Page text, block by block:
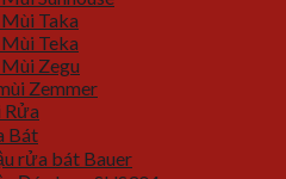
Taka
Teka
Zegu
Zemmer
Rửa
Bát
rửa bát Bauer